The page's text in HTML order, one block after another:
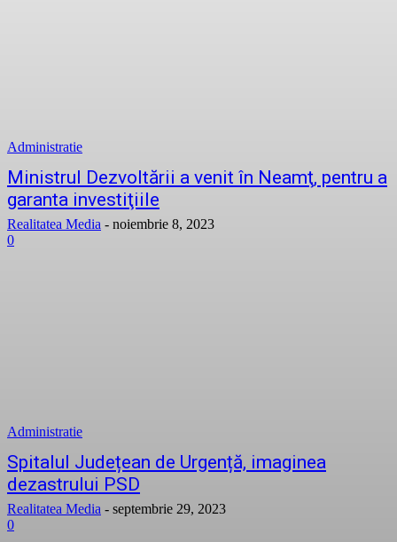
Administratie
Ministrul Dezvoltării a venit în Neamţ, pentru a
garanta investiţiile
Realitatea Media - noiembrie 8, 2023
0
Administratie
Spitalul Județean de Urgență, imaginea
dezastrului PSD
Realitatea Media - septembrie 29, 2023
0